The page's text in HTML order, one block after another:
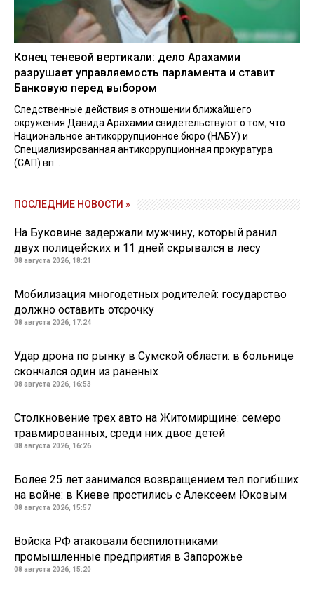
Конец теневой вертикали: дело Арахамии
разрушает управляемость парламента и ставит
Банковую перед выбором
Следственные действия в отношении ближайшего
окружения Давида Арахамии свидетельствуют о том, что
Национальное антикоррупционное бюро (НАБУ) и
Специализированная антикоррупционная прокуратура
(САП) вп...
ПОСЛЕДНИЕ НОВОСТИ »
На Буковине задержали мужчину, который ранил
двух полицейских и 11 дней скрывался в лесу
08 августа 2026, 18:21
Мобилизация многодетных родителей: государство
должно оставить отсрочку
08 августа 2026, 17:24
Удар дрона по рынку в Сумской области: в больнице
скончался один из раненых
08 августа 2026, 16:53
Столкновение трех авто на Житомирщине: семеро
травмированных, среди них двое детей
08 августа 2026, 16:26
Более 25 лет занимался возвращением тел погибших
на войне: в Киеве простились с Алексеем Юковым
08 августа 2026, 15:57
Войска РФ атаковали беспилотниками
промышленные предприятия в Запорожье
08 августа 2026, 15:20